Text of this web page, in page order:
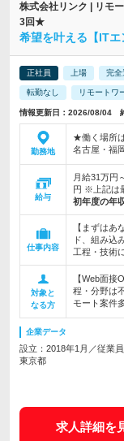
株式会社リンク | リモ
3回★
希望を叶える【ITエ
正社員 上場 完全
転勤なし リモートワ
情報更新日：2026/08/04
勤務地
★働く場所
名古屋・福
給与
月給31万円
円 ※上記は
初年度の年
仕事内容
【まずは
ド、組み込
工程・技術
対象と
なる方
【Web面接
程・分野は
モート案件
企業データ
設立：2018年1月／従業
東京都
求人詳細を